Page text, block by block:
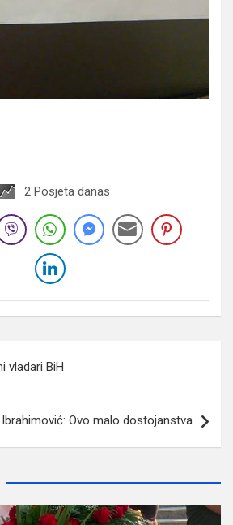
2 Posjeta danas
vladari BiH
Ibrahimović: Ovo malo dostojanstva